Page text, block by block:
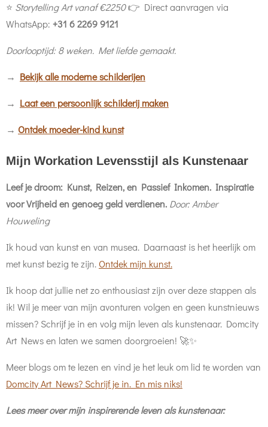
⭐ Storytelling Art vanaf €2250👉 Direct aanvragen via
WhatsApp: +31 6 2269 9121
Doorlooptijd: 8 weken. Met liefde gemaakt.
→ Bekijk alle moderne schilderijen
→ Laat een persoonlijk schilderij maken
→ Ontdek moeder-kind kunst
Mijn Workation Levensstijl als Kunstenaar
Leef je droom: Kunst, Reizen, en Passief Inkomen. Inspiratie
voor Vrijheiden genoeg geld verdienen. Door: Amber
Houweling
Ik houd van kunst en van musea. Daarnaast is het heerlijk om
met kunst bezig te zijn. Ontdek mijn kunst.
Ik hoop dat jullie net zo enthousiast zijn over deze stappen als
ik! Wil je meer van mijn avonturen volgen en geen kunstnieuws
missen? Schrijf je in en volg mijn leven als kunstenaar. Domcity
Art News en laten we samen doorgroeien! 🚀✨
Meer blogs om te lezen en vind je het leuk om lid te worden van
Domcity Art News? Schrijf je in. En mis niks!
Lees meer over mijn inspirerende leven als kunstenaar: